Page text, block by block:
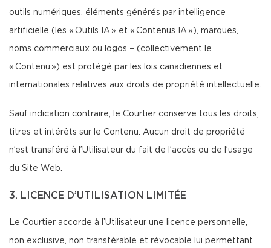
outils numériques, éléments générés par intelligence
artificielle (les « Outils IA » et « Contenus IA »), marques,
noms commerciaux ou logos – (collectivement le
« Contenu ») est protégé par les lois canadiennes et
internationales relatives aux droits de propriété intellectuelle.
Sauf indication contraire, le Courtier conserve tous les droits,
titres et intérêts sur le Contenu. Aucun droit de propriété
n’est transféré à l’Utilisateur du fait de l’accès ou de l’usage
du Site Web.
3. LICENCE D’UTILISATION LIMITÉE
Le Courtier accorde à l’Utilisateur une licence personnelle,
non exclusive, non transférable et révocable lui permettant